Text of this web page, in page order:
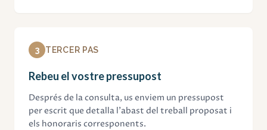
3 TERCER PAS
Rebeu el vostre pressupost
Després de la consulta, us enviem un pressupost
per escrit que detalla l'abast del treball proposat i
els honoraris corresponents.